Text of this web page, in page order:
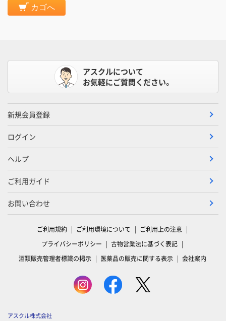
カゴへ
アスクルについて
お気軽にご質問ください。
新規会員登録
ログイン
ヘルプ
ご利用ガイド
お問い合わせ
ご利用規約 ご利用環境について
ご利用上の注意
プライバシーポリシー
古物営業法に基づく表記
酒類販売管理者標識の掲示
医薬品の販売に関する表示 会社案内
アスクル株式会社